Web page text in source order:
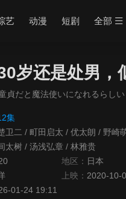
艺 动漫 短剧 全部
岁还是处男，
貞だと魔法使いになれるらしい
集
卫二 / 町田启太 / 优太朗 / 野崎
太树 / 汤浅弘章 / 林雅贵
地区： 日本
上映： 2020-10-
01-24 19:11